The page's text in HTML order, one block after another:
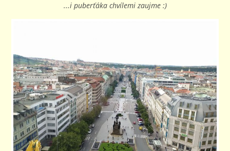
...i puberťáka chvílemi zaujme :)